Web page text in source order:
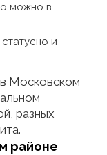
можно в
и
Московском
разных
районе